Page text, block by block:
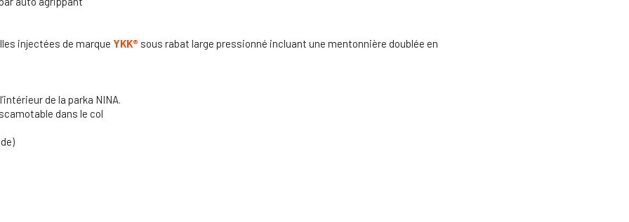
injectées de marque YKK® sous rabat large pressionné incluant une mentonnière doublée en
de la parka NINA.
dans le col